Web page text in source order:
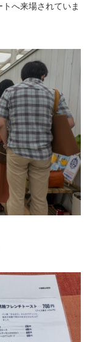
へ来場されていま